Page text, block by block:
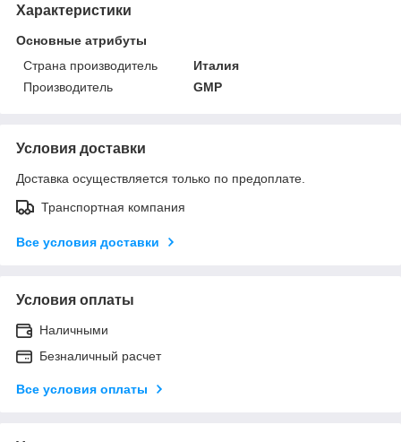
Характеристики
Основные атрибуты
Страна производитель
Италия
Производитель
GMP
Условия доставки
Доставка осуществляется только по предоплате.
Транспортная компания
Все условия доставки
Условия оплаты
Наличными
Безналичный расчет
Все условия оплаты